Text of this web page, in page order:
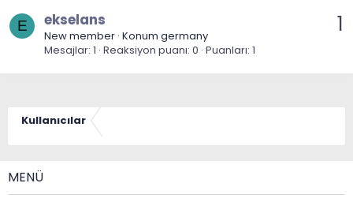
E 1
ekselans
New member · Konum germany
Mesajlar 1 Reaksiyon puanı 0 Puanları 1
Kullanıcılar
MENÜ